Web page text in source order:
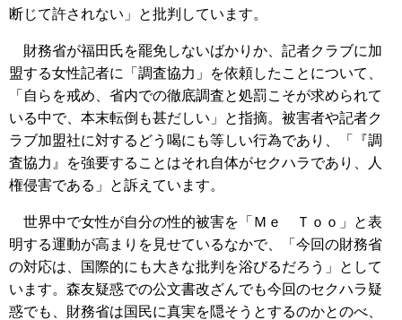
断じて許されない」と批判しています。
財務省が福田氏を罷免しないばかりか、記者クラブに加
盟する女性記者に「調査協力」を依頼したことについて、
「自らを戒め、省内での徹底調査と処罰こそが求められて
いる中で、本末転倒も甚だしい」と指摘。被害者や記者ク
ラブ加盟社に対するどう喝にも等しい行為であり、「『調
査協力』を強要することはそれ自体がセクハラであり、人
権侵害である」と訴えています。
世界中で女性が自分の性的被害を「Ｍｅ Ｔｏｏ」と表
明する運動が高まりを見せているなかで、「今回の財務省
の対応は、国際的にも大きな批判を浴びるだろう」として
います。森友疑惑での公文書改ざんでも今回のセクハラ疑
惑でも、財務省は国民に真実を隠そうとするのかとのべ、